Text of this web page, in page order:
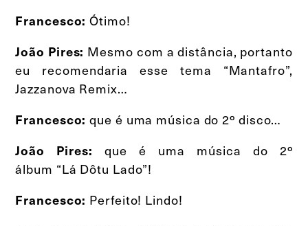
Francesco: Ótimo!
João Pires: Mesmo com a distância, portanto
eu recomendaria esse tema “Mantafro”,
Jazzanova Remix…
Francesco: que é uma música do 2º disco…
João Pires: que é uma música do 2º
álbum “Lá Dôtu Lado”!
Francesco: Perfeito! Lindo!